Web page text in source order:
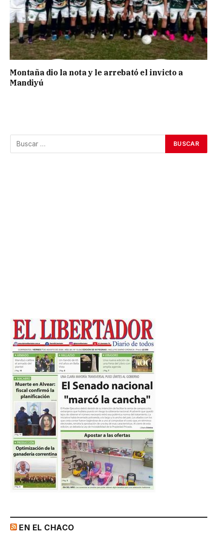
Montaña dio la nota y le arrebató el invicto a
Mandiyú
EN EL CHACO